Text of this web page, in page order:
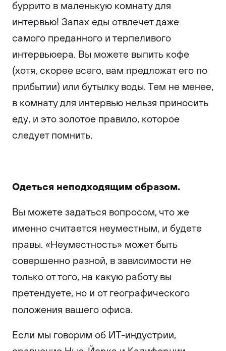
буррито в маленькую комнату для
интервью! Запах еды отвлечет даже
самого преданного и терпеливого
интервьюера. Вы можете выпить кофе
(хотя, скорее всего, вам предложат его по
прибытии) или бутылку воды. Тем не менее,
в комнату для интервью нельзя приносить
еду, и это золотое правило, которое
следует помнить.
Одеться неподходящим образом.
Вы можете задаться вопросом, что же
именно считается неуместным, и будете
правы. «Неуместность» может быть
совершенно разной, в зависимости не
только от того, на какую работу вы
претендуете, но и от географического
положения вашего офиса.
Если мы говорим об ИТ-индустрии,